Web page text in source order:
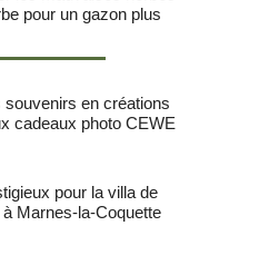
pour un gazon plus
en créations
cadeaux photo CEWE
pour la villa de
Marnes-la-Coquette